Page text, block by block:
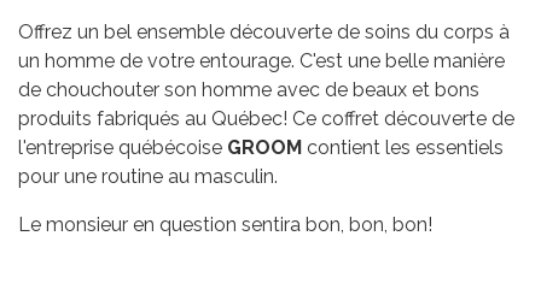
Offrez un bel ensemble découverte de soins du corps à
un homme de votre entourage. C'est une belle manière
de chouchouter son homme avec de beaux et bons
produits fabriqués au Québec! Ce coffret découverte de
l'entreprise québécoise GROOM contient les essentiels
pour une routine au masculin.
Le monsieur en question sentira bon, bon, bon!